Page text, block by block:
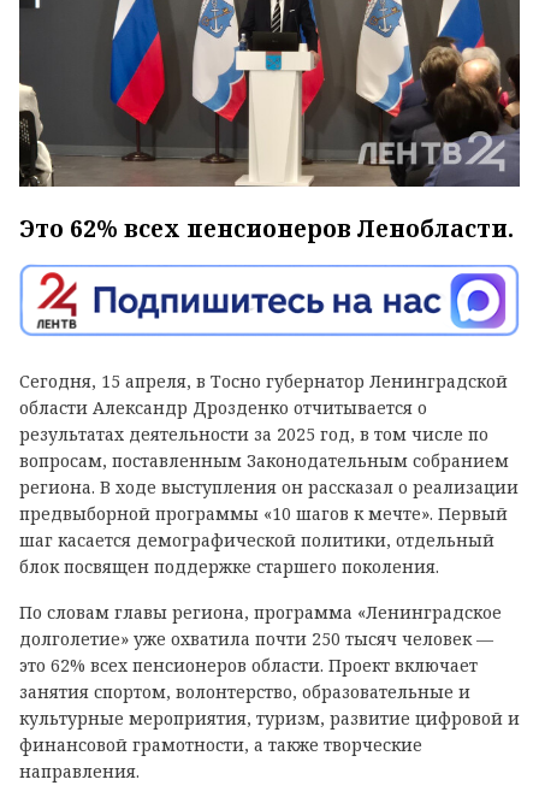
Это 62% всех пенсионеров Ленобласти.
Сегодня, 15 апреля, в Тосно губернатор Ленинградской
области Александр Дрозденко отчитывается о
результатах деятельности за 2025 год, в том числе по
вопросам, поставленным Законодательным собранием
региона. В ходе выступления он рассказал о реализации
предвыборной программы «10 шагов к мечте». Первый
шаг касается демографической политики, отдельный
блок посвящен поддержке старшего поколения.
По словам главы региона, программа «Ленинградское
долголетие» уже охватила почти 250 тысяч человек —
это 62% всех пенсионеров области. Проект включает
занятия спортом, волонтерство, образовательные и
культурные мероприятия, туризм, развитие цифровой и
финансовой грамотности, а также творческие
направления.